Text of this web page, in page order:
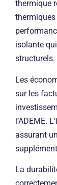
thermique
thermiques
isolante
structurels.
Les
sur les
l’ADEME.
assurant
La